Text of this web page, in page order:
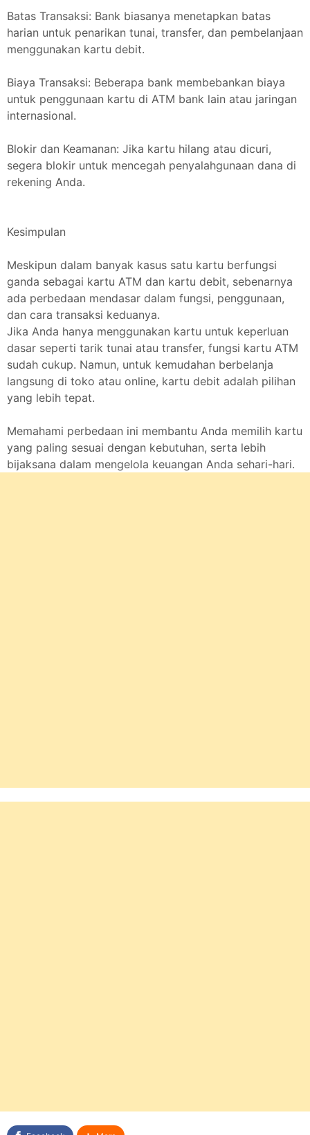
Batas Transaksi: Bank biasanya menetapkan batas
harian untuk penarikan tunai, transfer, dan pembelanjaan
menggunakan kartu debit.
Biaya Transaksi: Beberapa bank membebankan biaya
untuk penggunaan kartu di ATM bank lain atau jaringan
internasional.
Blokir dan Keamanan: Jika kartu hilang atau dicuri,
segera blokir untuk mencegah penyalahgunaan dana di
rekening Anda.
Kesimpulan
Meskipun dalam banyak kasus satu kartu berfungsi
ganda sebagai kartu ATM dan kartu debit, sebenarnya
ada perbedaan mendasar dalam fungsi, penggunaan,
dan cara transaksi keduanya.
Jika Anda hanya menggunakan kartu untuk keperluan
dasar seperti tarik tunai atau transfer, fungsi kartu ATM
sudah cukup. Namun, untuk kemudahan berbelanja
langsung di toko atau online, kartu debit adalah pilihan
yang lebih tepat.
Memahami perbedaan ini membantu Anda memilih kartu
yang paling sesuai dengan kebutuhan, serta lebih
bijaksana dalam mengelola keuangan Anda sehari-hari.